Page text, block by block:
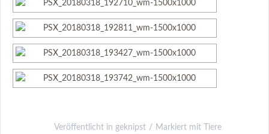
Veröffentlicht in geknipst Markiert mit Tiere